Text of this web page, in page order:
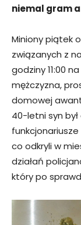
niemal gram
Miniony piątek
związanych z
godziny 11:00
mężczyzna,
domowej
40-letni syn
co odkryli w
działań
który po